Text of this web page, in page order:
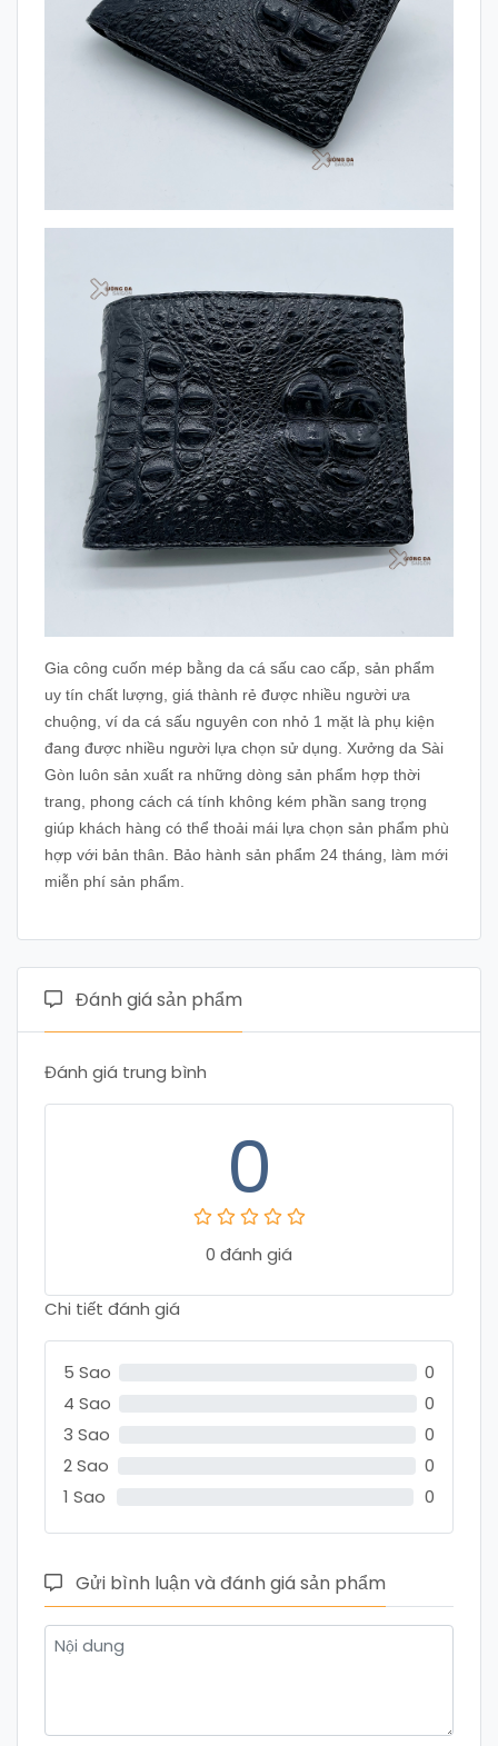
Gia công cuốn mép bằng da cá sấu cao cấp, sản phẩm
uy tín chất lượng, giá thành rẻ được nhiều người ưa
chuộng, ví da cá sấu nguyên con nhỏ 1 mặt là phụ kiện
đang được nhiều người lựa chọn sử dụng. Xưởng da Sài
Gòn luôn sản xuất ra những dòng sản phẩm hợp thời
trang, phong cách cá tính không kém phần sang trọng
giúp khách hàng có thể thoải mái lựa chọn sản phẩm phù
hợp với bản thân. Bảo hành sản phẩm 24 tháng, làm mới
miễn phí sản phẩm.
Đánh giá sản phẩm
Đánh giá trung bình
0
0 đánh giá
Chi tiết đánh giá
5 Sao
0
4 Sao
0
3 Sao
0
2 Sao
0
1 Sao
0
Gửi bình luận và đánh giá sản phẩm